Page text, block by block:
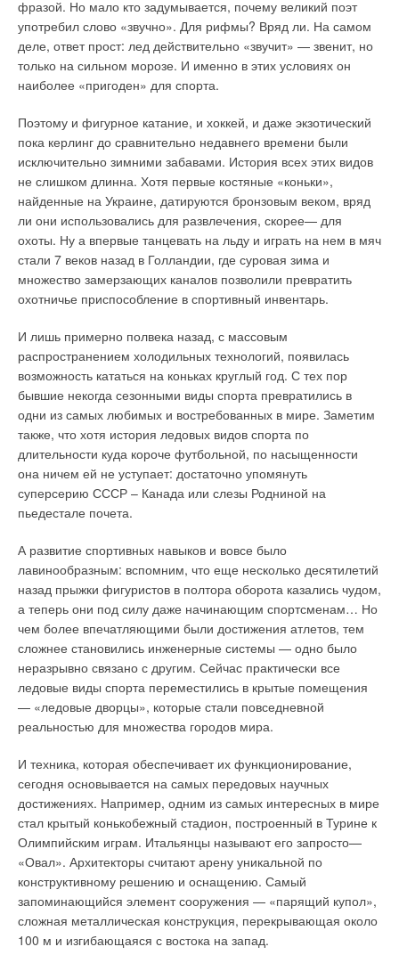
фразой. Но мало кто задумывается, почему великий поэт
употребил слово «звучно». Для рифмы? Вряд ли. На самом
деле, ответ прост: лед действительно «звучит» — звенит, но
только на сильном морозе. И именно в этих условиях он
наиболее «пригоден» для спорта.
Поэтому и фигурное катание, и хоккей, и даже экзотический
пока керлинг до сравнительно недавнего времени были
исключительно зимними забавами. История всех этих видов
не слишком длинна. Хотя первые костяные «коньки»,
найденные на Украине, датируются бронзовым веком, вряд
ли они использовались для развлечения, скорее— для
охоты. Ну а впервые танцевать на льду и играть на нем в мяч
стали 7 веков назад в Голландии, где суровая зима и
множество замерзающих каналов позволили превратить
охотничье приспособление в спортивный инвентарь.
И лишь примерно полвека назад, с массовым
распространением холодильных технологий, появилась
возможность кататься на коньках круглый год. С тех пор
бывшие некогда сезонными виды спорта превратились в
одни из самых любимых и востребованных в мире. Заметим
также, что хотя история ледовых видов спорта по
длительности куда короче футбольной, по насыщенности
она ничем ей не уступает: достаточно упомянуть
суперсерию СССР – Канада или слезы Родниной на
пьедестале почета.
А развитие спортивных навыков и вовсе было
лавинообразным: вспомним, что еще несколько десятилетий
назад прыжки фигуристов в полтора оборота казались чудом,
а теперь они под силу даже начинающим спортсменам… Но
чем более впечатляющими были достижения атлетов, тем
сложнее становились инженерные системы — одно было
неразрывно связано с другим. Сейчас практически все
ледовые виды спорта переместились в крытые помещения
— «ледовые дворцы», которые стали повседневной
реальностью для множества городов мира.
И техника, которая обеспечивает их функционирование,
сегодня основывается на самых передовых научных
достижениях. Например, одним из самых интересных в мире
стал крытый конькобежный стадион, построенный в Турине к
Олимпийским играм. Итальянцы называют его запросто—
«Овал». Архитекторы считают арену уникальной по
конструктивному решению и оснащению. Самый
запоминающийся элемент сооружения — «парящий купол»,
сложная металлическая конструкция, перекрывающая около
100 м и изгибающаяся с востока на запад.
→ Двухконтурные настенные газовые котлы. Обзор рынка
ЖУРНАЛ СОК СЕНТЯБРЬ 2012
→ Бойлеры косвенного нагрева для настенных котлов
ЖУРНАЛ СОК ЯНВАРЬ 2012
→
Отопительные котлы с чугунным теплообменником и
газовой горелкой
ЖУРНАЛ СОК НОЯБРЬ 2011
ЖУРНАЛ СОК ИЮЛЬ 2010
Уведомления отключены
Добавить комментарий
который приобрели уже многие на случай отключения
горячего водоснабжения. С точки зрения заботы об
окружающей среде поквартирное отопление не только
экономит значительные объемы газового топлива, но и
установленные в Воронеже котлыAriston Genia Maxi
позволяют значительно снизить эмиссию оксидов азота и
диоксида углерода по сравнению с автономными
котельными.
Применение при оснащении квартир оборудованием
моделей с закрытой камерой сгорания и принудительным
отводом дымовых газов позволяет при монтаже
воспользоваться коаксиальным дымоотводом, который
эффективно обеспечивает одновременно и подачу воздуха,
решении вопроса отопления, несколько.
Пользователям необходимо тепло, поставщику газа —
исправные платежи, коммунальщики стремятся наладить
свою работу, государство торопится завершить реформу
ЖКХ. Вариантов решения этого вопроса тоже несколько, и
применять их следует комплексно. При этом необходимо
взвешенно оценивать особенности отдельного района
применительно к целесообразности и экономической
эффективности каждого метода.
Однако при выборе нельзя забывать и о высоких
приоритетах. Климат планеты и запасы ресурсов зависят от
сегодняшних решений, а их последствия могут проявиться
уже в наше время.
→ Комфорт и экономия с конденсационными технологиями
ЖУРНАЛ СОК ОКТЯБРЬ 2016
→
Elco — новый бренд конденсационных котлов на
российском рынке
→ Солнечное теплоснабжение в мире и в России
→
ЖУРНАЛ СОК АВГУСТ 2013
→ Однофазные проточные водонагреватели. Обзор рынка
Уведомления отключены